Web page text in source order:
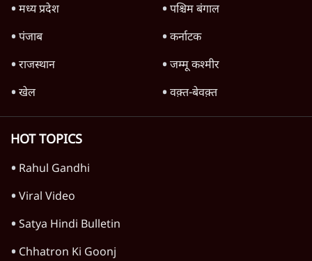
मध्य प्रदेश
पश्चिम बंगाल
पंजाब
कर्नाटक
राजस्थान
जम्मू कश्मीर
खेल
वक़्त-बेवक़्त
HOT TOPICS
Rahul Gandhi
Viral Video
Satya Hindi Bulletin
Chhatron Ki Goonj